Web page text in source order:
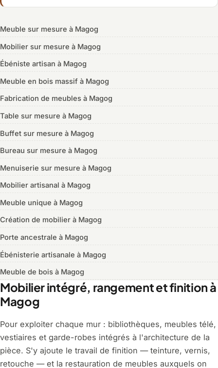
Meuble sur mesure à Magog
Mobilier sur mesure à Magog
Ébéniste artisan à Magog
Meuble en bois massif à Magog
Fabrication de meubles à Magog
Table sur mesure à Magog
Buffet sur mesure à Magog
Bureau sur mesure à Magog
Menuiserie sur mesure à Magog
Mobilier artisanal à Magog
Meuble unique à Magog
Création de mobilier à Magog
Porte ancestrale à Magog
Ébénisterie artisanale à Magog
Meuble de bois à Magog
Mobilier intégré, rangement et finition à
Magog
Pour exploiter chaque mur : bibliothèques, meubles télé,
vestiaires et garde-robes intégrés à l'architecture de la
pièce. S'y ajoute le travail de finition — teinture, vernis,
retouche — et la restauration de meubles auxquels on